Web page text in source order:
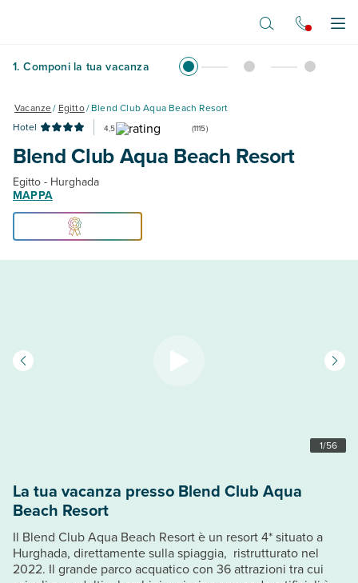
1. Componi la tua vacanza
Vacanze/ Egitto/Blend Club Aqua Beach Resort
Hotel
4,5 (1115)
Blend Club Aqua Beach Resort
Egitto - Hurghada
MAPPA
1/56
La tua vacanza presso Blend Club Aqua
Beach Resort
Il Blend Club Aqua Beach Resort è un resort 4* situato a
Hurghada, direttamente sulla spiaggia, ristrutturato nel
2022. Il grande parco acquatico con 36 attrazioni tra cui